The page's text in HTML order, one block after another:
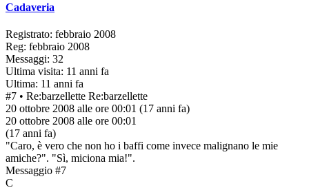
Cadaveria
Registrato: febbraio 2008
Reg: febbraio 2008
Messaggi: 32
Ultima visita: 11 anni fa
Ultima: 11 anni fa
#7 • Re:barzellette Re:barzellette
20 ottobre 2008 alle ore 00:01 (17 anni fa)
20 ottobre 2008 alle ore 00:01
(17 anni fa)
"Caro, è vero che non ho i baffi come invece malignano le mie
amiche?". "Sì, miciona mia!".
Messaggio #7
C